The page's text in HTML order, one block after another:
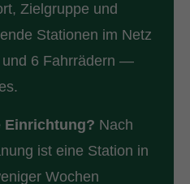
Zielgruppe und
Stationen im Netz
und 6 Fahrrädern —
Einrichtung? Nach
ist eine Station in
Wochen